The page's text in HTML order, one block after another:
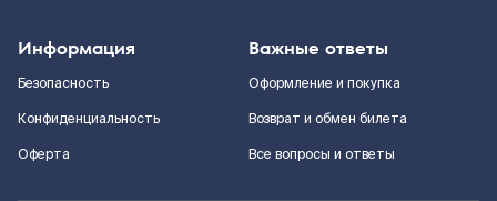
Информация
Безопасность
Конфиденциальность
Оферта
Важные ответы
Оформление и покупка
Возврат и обмен билета
Все вопросы и ответы